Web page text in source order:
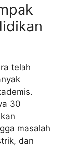
telah
30
masalah
dan